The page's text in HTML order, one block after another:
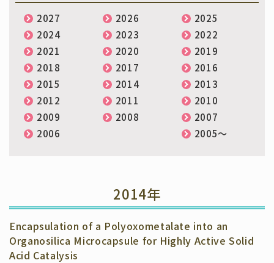
2014年
Encapsulation of a Polyoxometalate into an
Organosilica Microcapsule for Highly Active Solid
Acid Catalysis
2027
2026
2025
2024
2023
2022
2021
2020
2019
2018
2017
2016
2015
2014
2013
2012
2011
2010
2009
2008
2007
2006
2005〜